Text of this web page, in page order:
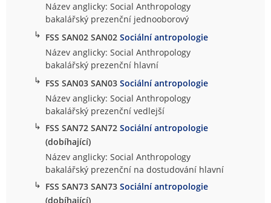
Název anglicky: Social Anthropology
bakalářský prezenční jednooborový
↳ FSS SAN02 SAN02Sociální antropologie
Název anglicky: Social Anthropology
bakalářský prezenční hlavní
↳ FSS SAN03 SAN03Sociální antropologie
Název anglicky: Social Anthropology
bakalářský prezenční vedlejší
↳ FSS SAN72 SAN72Sociální antropologie
(dobíhající)
Název anglicky: Social Anthropology
bakalářský prezenční na dostudování hlavní
↳ FSS SAN73 SAN73Sociální antropologie
(dobíhající)